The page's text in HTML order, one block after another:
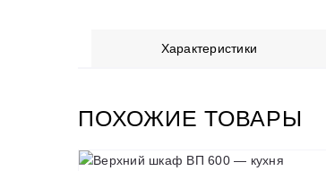
Характеристики
ПОХОЖИЕ ТОВАРЫ